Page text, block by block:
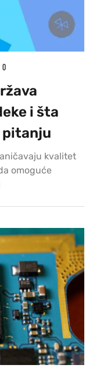
0
i šta
pitanju
kvalitet
omoguće